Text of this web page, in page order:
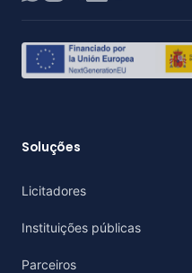
Soluções
Licitadores
Instituições públicas
Parceiros